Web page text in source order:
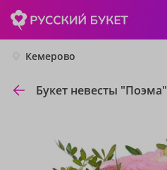
Кемерово
Букет невесты "Поэма"